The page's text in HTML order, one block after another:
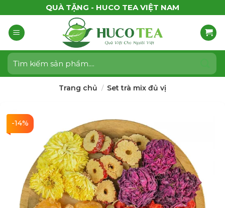
qua
nội
dung
QUÀ TẶNG - HUCO TEA VIỆT NAM
Tìm
kiếm:
Trang chủ / Set trà mix đủ vị
-14%